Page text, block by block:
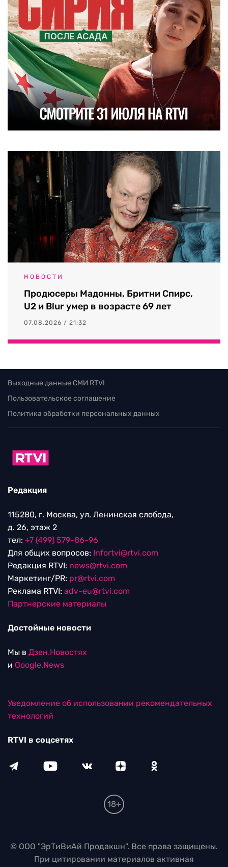
НОВОСТИ
Продюсеры Мадонны, Бритни Спирс,
U2 и Blur умер в возрасте 69 лет
07.08.2026 / 21:32
Выходные данные СМИ RTVI
Пользовательское соглашение
Политика обработки персональных данных
Редакция
115280, г. Москва, ул. Ленинская слобода,
д. 26, этаж 2
тел: +7 (499) 579-86-96
Для общих вопросов: Infortvi@rtvi.com
Редакция RTVI: news@rtvi.com
Маркетинг/PR: pr@rtvi.com
Реклама RTVI: adv-eu@rtvi.com
Партнерские материалы
Достойные новости
Мы в Дзен.Новостях
и Google.News
Уведомление об использовании рекомендательных
технологий
RTVI в соцсетях
18+
© ООО "ЭрТиВиАй Продакшн". Все права защищены.
При цитировании материалов активная